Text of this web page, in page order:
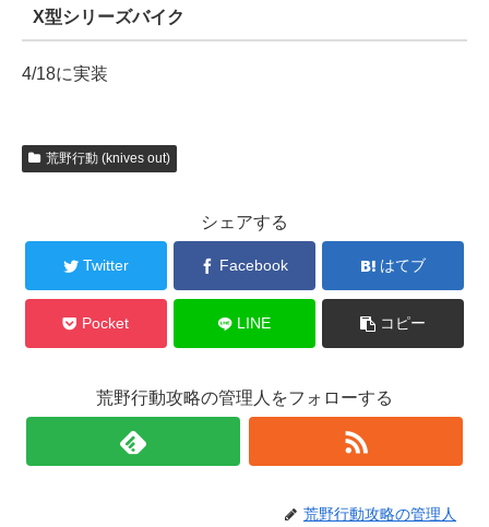
X型シリーズバイク
4/18に実装
荒野行動 (knives out)
シェアする
Twitter Facebook はてブ
Pocket LINE コピー
荒野行動攻略の管理人をフォローする
荒野行動攻略の管理人